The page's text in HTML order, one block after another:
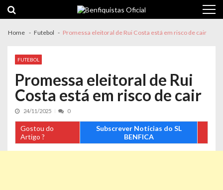
navigation
content
Home Futebol Promessa eleitoral de Rui Costa está em risco de cair
FUTEBOL
Promessa eleitoral de Rui
Costa está em risco de cair
24/11/2025 0
Gostou do
Artigo ?
Subscrever Notícias do SL
BENFICA